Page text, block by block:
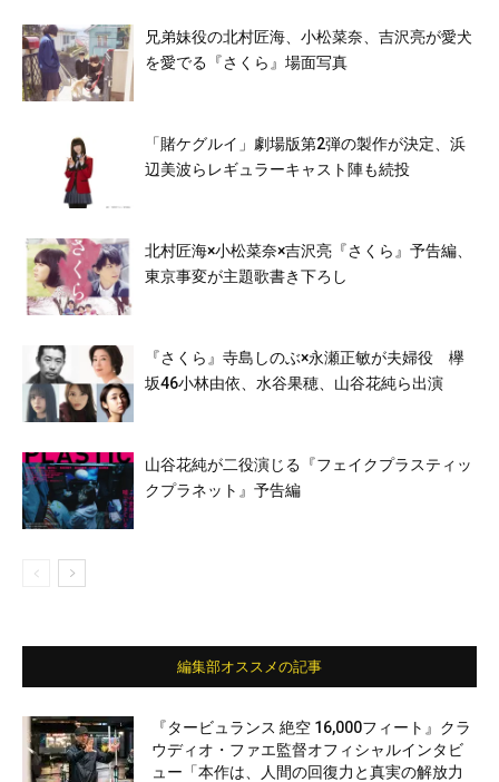
兄弟妹役の北村匠海、小松菜奈、吉沢亮が愛犬
を愛でる『さくら』場面写真
「賭ケグルイ」劇場版第2弾の製作が決定、浜
辺美波らレギュラーキャスト陣も続投
北村匠海×小松菜奈×吉沢亮『さくら』予告編、
東京事変が主題歌書き下ろし
『さくら』寺島しのぶ×永瀬正敏が夫婦役 欅
坂46小林由依、水谷果穂、山谷花純ら出演
山谷花純が二役演じる『フェイクプラスティッ
クプラネット』予告編
編集部オススメの記事
『タービュランス 絶空 16,000フィート』クラ
ウディオ・ファエ監督オフィシャルインタビ
ュー「本作は、人間の回復力と真実の解放力